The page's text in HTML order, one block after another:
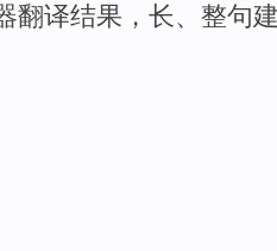
翻译结果，长、整句